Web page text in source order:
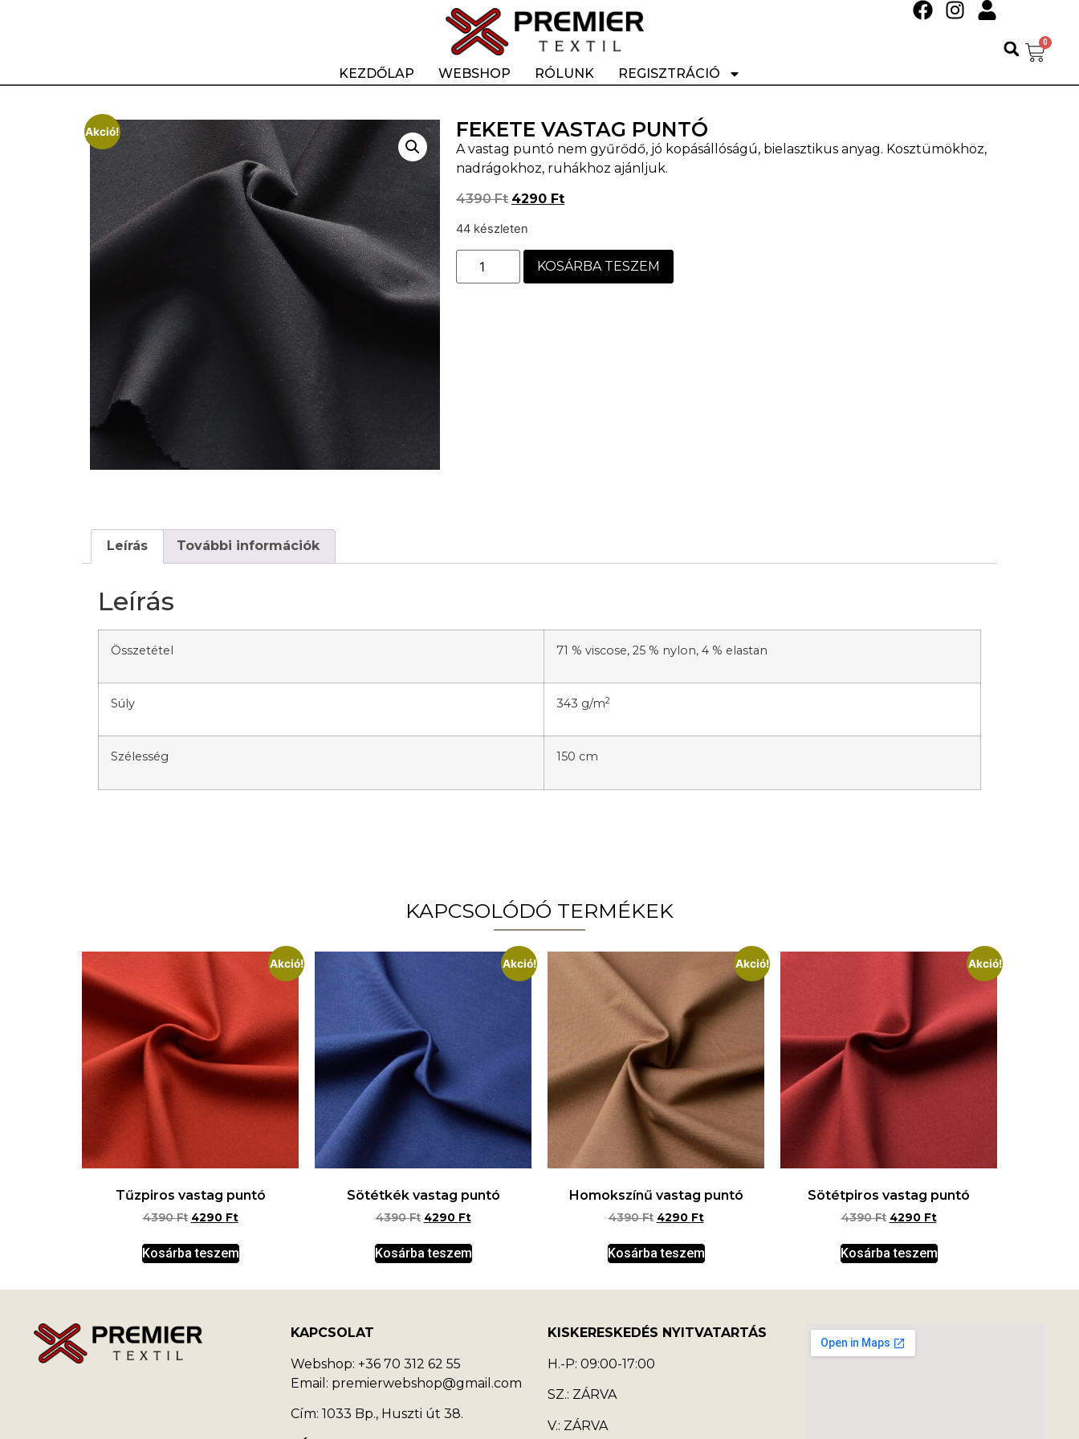
0
KEZDŐLAP WEBSHOP RÓLUNK REGISZTRÁCIÓ
Akció! FEKETE VASTAG PUNTÓ
A vastag puntó nem gyűrődő, jó kopásállóságú, bielasztikus anyag. Kosztümökhöz,
nadrágokhoz, ruhákhoz ajánljuk.
4390Ft 4290 Ft
44 készleten
KOSÁRBA TESZEM
Leírás További információk
Leírás
Összetétel 71 % viscose, 25 % nylon, 4 % elastan
Súly 343 g/m2
Szélesség 150 cm
KAPCSOLÓDÓ TERMÉKEK
Akció!
Tűzpiros vastag puntó
4390Ft 4290 Ft
Kosárba teszem
Akció!
Sötétkék vastag puntó
4390Ft 4290 Ft
Kosárba teszem
Akció!
Homokszínű vastag puntó
4390Ft 4290 Ft
Kosárba teszem
Akció!
Sötétpiros vastag puntó
4390Ft 4290 Ft
Kosárba teszem
KAPCSOLAT
Webshop: +36 70 312 62 55
Email: premierwebshop@gmail.com
Cím: 1033 Bp., Huszti út 38.
KISKERESKEDÉS NYITVATARTÁS
H.-P: 09:00-17:00
SZ.: ZÁRVA
V.: ZÁRVA